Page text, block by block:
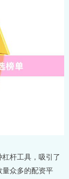
杆工具，吸引了
众多的配资平